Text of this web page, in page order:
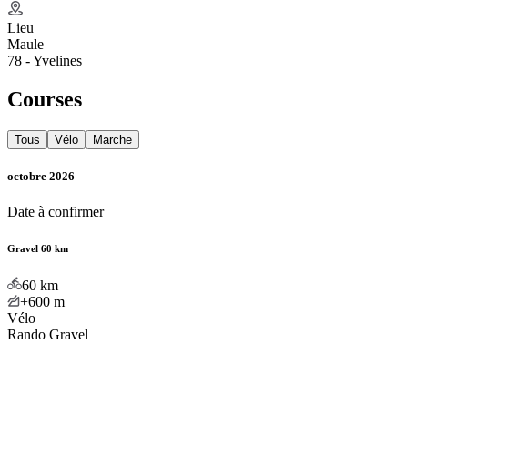
Lieu
Maule
78 - Yvelines
Courses
Tous Vélo Marche
octobre 2026
Date à confirmer
Gravel 60 km
60 km
+600 m
Vélo
Rando Gravel